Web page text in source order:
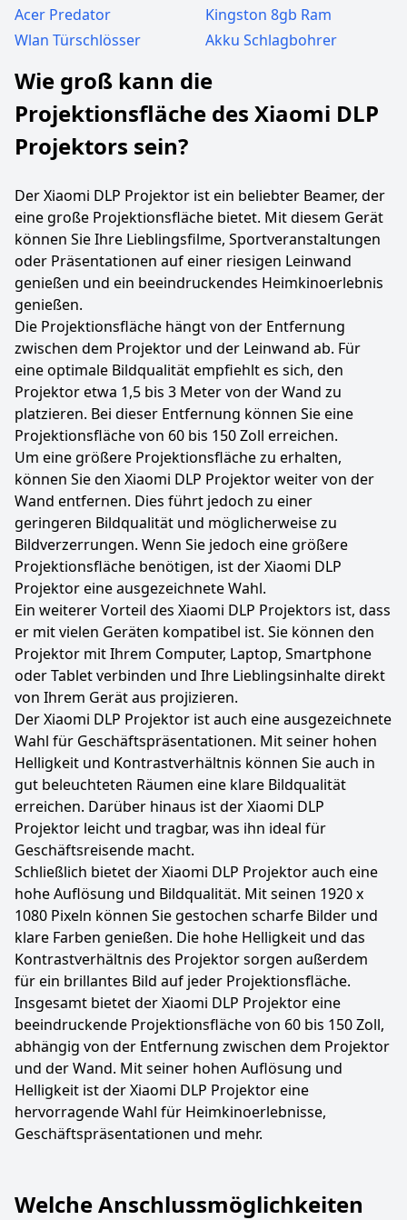
Acer Predator
Kingston 8gb Ram
Wlan Türschlösser
Akku Schlagbohrer
Wie groß kann die
Projektionsfläche des Xiaomi DLP
Projektors sein?
Der Xiaomi DLP Projektor ist ein beliebter Beamer, der
eine große Projektionsfläche bietet. Mit diesem Gerät
können Sie Ihre Lieblingsfilme, Sportveranstaltungen
oder Präsentationen auf einer riesigen Leinwand
genießen und ein beeindruckendes Heimkinoerlebnis
genießen.
Die Projektionsfläche hängt von der Entfernung
zwischen dem Projektor und der Leinwand ab. Für
eine optimale Bildqualität empfiehlt es sich, den
Projektor etwa 1,5 bis 3 Meter von der Wand zu
platzieren. Bei dieser Entfernung können Sie eine
Projektionsfläche von 60 bis 150 Zoll erreichen.
Um eine größere Projektionsfläche zu erhalten,
können Sie den Xiaomi DLP Projektor weiter von der
Wand entfernen. Dies führt jedoch zu einer
geringeren Bildqualität und möglicherweise zu
Bildverzerrungen. Wenn Sie jedoch eine größere
Projektionsfläche benötigen, ist der Xiaomi DLP
Projektor eine ausgezeichnete Wahl.
Ein weiterer Vorteil des Xiaomi DLP Projektors ist, dass
er mit vielen Geräten kompatibel ist. Sie können den
Projektor mit Ihrem Computer, Laptop, Smartphone
oder Tablet verbinden und Ihre Lieblingsinhalte direkt
von Ihrem Gerät aus projizieren.
Der Xiaomi DLP Projektor ist auch eine ausgezeichnete
Wahl für Geschäftspräsentationen. Mit seiner hohen
Helligkeit und Kontrastverhältnis können Sie auch in
gut beleuchteten Räumen eine klare Bildqualität
erreichen. Darüber hinaus ist der Xiaomi DLP
Projektor leicht und tragbar, was ihn ideal für
Geschäftsreisende macht.
Schließlich bietet der Xiaomi DLP Projektor auch eine
hohe Auflösung und Bildqualität. Mit seinen 1920 x
1080 Pixeln können Sie gestochen scharfe Bilder und
klare Farben genießen. Die hohe Helligkeit und das
Kontrastverhältnis des Projektor sorgen außerdem
für ein brillantes Bild auf jeder Projektionsfläche.
Insgesamt bietet der Xiaomi DLP Projektor eine
beeindruckende Projektionsfläche von 60 bis 150 Zoll,
abhängig von der Entfernung zwischen dem Projektor
und der Wand. Mit seiner hohen Auflösung und
Helligkeit ist der Xiaomi DLP Projektor eine
hervorragende Wahl für Heimkinoerlebnisse,
Geschäftspräsentationen und mehr.
Welche Anschlussmöglichkeiten